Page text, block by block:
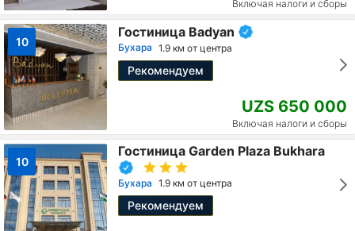
Включая налоги и сборы
10
Гостиница Badyan
Бухара 1.9 км от центра
Рекомендуем
UZS 650 000
Включая налоги и сборы
10
Гостиница Garden Plaza Bukhara
Бухара 1.9 км от центра
Рекомендуем